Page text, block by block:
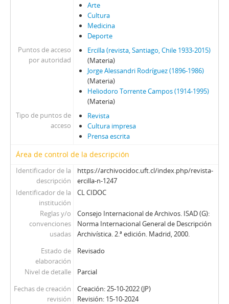
01664 - Revista Ercilla. Año XXXIII, N° 1664
01665 - Revista Ercilla. Año XXXIII, N° 1665
01666 - Revista Ercilla. Año XXXIII, N° 1666
01667 - Revista Ercilla. Año XXXIII, N° 1667
01669 - Revista Ercilla. Año XXXIII, N° 1669
01670 - Revista Ercilla. Año XXXIII, N° 1670
01671 - Revista Ercilla. Año XXXIII, N° 1671
01672 - Revista Ercilla. Año XXXIII, N° 1672
01673 - Revista Ercilla. Año XXXIII, N° 1673
01674 - Revista Ercilla. Año XXXIII, N° 1674
01675 - Revista Ercilla. Año XXXIII, N° 1675
01676 - Revista Ercilla. Año XXXIII, N° 1676
01677 - Revista Ercilla. Año XXXIII, N° 1677
01679 - Revista Ercilla. Año XXXIII, N° 1679
01680 - Revista Ercilla. Año XXXIII, N° 1680
01681 - Revista Ercilla. Año XXXII, N° 1681
01682 - Revista Ercilla. Año XXXIII, N° 1682
01683 - Revista Ercilla. Año XXXIII, N° 1683
01687 - Revista Ercilla. Año XXXIII, N° 1687
01688 - Revista Ercilla. Año XXXIII, N° 1688
01689 - Revista Ercilla. Año XXXIII, N° 1689
01690 - Revista Ercilla. Año XXXIII, N° 1690
01691 - Revista Ercilla. Año XXXIII, N° 1691
01691-1 - Revista Ercilla. Año XXXIII, N° 1691
Arte
Cultura
Medicina
Deporte
Puntos de acceso
por autoridad
Ercilla (revista, Santiago, Chile 1933-2015)
(Materia)
Jorge Alessandri Rodríguez (1896-1986)
(Materia)
Heliodoro Torrente Campos (1914-1995)
(Materia)
Tipo de puntos de
acceso
Revista
Cultura impresa
Prensa escrita
Área de control de la descripción
Identificador de la
descripción
https://archivocidoc.uft.cl/index.php/revista-
ercilla-n-1247
Identificador de la
institución
CL CIDOC
Reglas y/o
convenciones
usadas
Consejo Internacional de Archivos. ISAD (G):
Norma Internacional General de Descripción
Archivística. 2.ª edición. Madrid, 2000.
Estado de
elaboración
Revisado
Nivel de detalle
Parcial
Fechas de creación
revisión
Creación: 25-10-2022 (JP)
Revisión: 15-10-2024